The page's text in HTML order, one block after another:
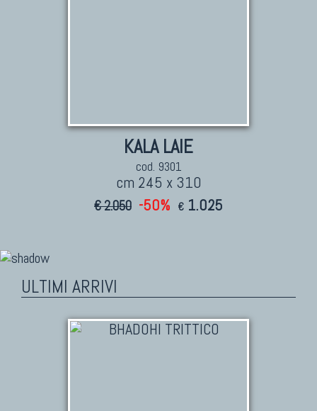
KALA LAIE
cod. 9301
cm 245 x 310
€ 2.050 -50% € 1.025
ULTIMI ARRIVI